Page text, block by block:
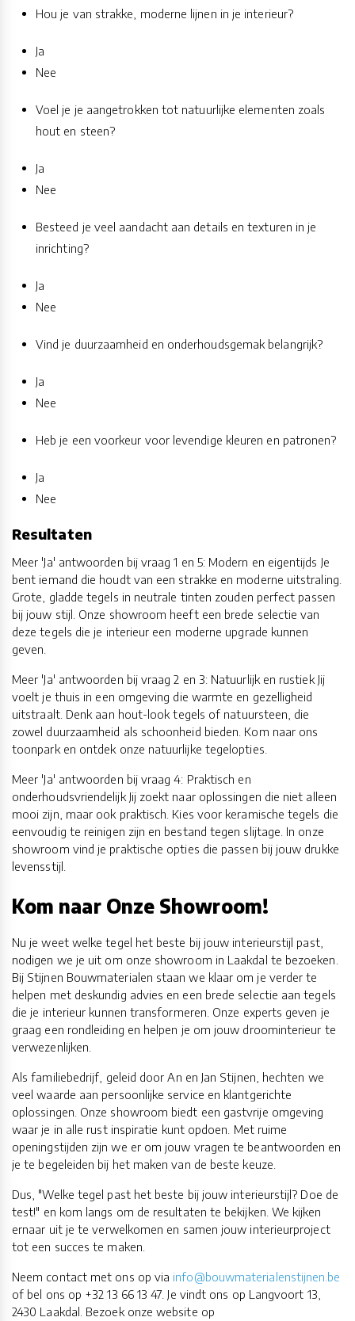
Hou je van strakke, moderne lijnen in je interieur?
Ja
Nee
Voel je je aangetrokken tot natuurlijke elementen zoals
hout en steen?
Ja
Nee
Besteed je veel aandacht aan details en texturen in je
inrichting?
Ja
Nee
Vind je duurzaamheid en onderhoudsgemak belangrijk?
Ja
Nee
Heb je een voorkeur voor levendige kleuren en patronen?
Ja
Nee
Resultaten
Meer 'Ja' antwoorden bij vraag 1 en 5: Modern en eigentijds Je
bent iemand die houdt van een strakke en moderne uitstraling.
Grote, gladde tegels in neutrale tinten zouden perfect passen
bij jouw stijl. Onze showroom heeft een brede selectie van
deze tegels die je interieur een moderne upgrade kunnen
geven.
Meer 'Ja' antwoorden bij vraag 2 en 3: Natuurlijk en rustiek Jij
voelt je thuis in een omgeving die warmte en gezelligheid
uitstraalt. Denk aan hout-look tegels of natuursteen, die
zowel duurzaamheid als schoonheid bieden. Kom naar ons
toonpark en ontdek onze natuurlijke tegelopties.
Meer 'Ja' antwoorden bij vraag 4: Praktisch en
onderhoudsvriendelijk Jij zoekt naar oplossingen die niet alleen
mooi zijn, maar ook praktisch. Kies voor keramische tegels die
eenvoudig te reinigen zijn en bestand tegen slijtage. In onze
showroom vind je praktische opties die passen bij jouw drukke
levensstijl.
Kom naar Onze Showroom!
Nu je weet welke tegel het beste bij jouw interieurstijl past,
nodigen we je uit om onze showroom in Laakdal te bezoeken.
Bij Stijnen Bouwmaterialen staan we klaar om je verder te
helpen met deskundig advies en een brede selectie aan tegels
die je interieur kunnen transformeren. Onze experts geven je
graag een rondleiding en helpen je om jouw droominterieur te
verwezenlijken.
Als familiebedrijf, geleid door An en Jan Stijnen, hechten we
veel waarde aan persoonlijke service en klantgerichte
oplossingen. Onze showroom biedt een gastvrije omgeving
waar je in alle rust inspiratie kunt opdoen. Met ruime
openingstijden zijn we er om jouw vragen te beantwoorden en
je te begeleiden bij het maken van de beste keuze.
Dus, "Welke tegel past het beste bij jouw interieurstijl? Doe de
test!" en kom langs om de resultaten te bekijken. We kijken
ernaar uit je te verwelkomen en samen jouw interieurproject
tot een succes te maken.
Neem contact met ons op via info@bouwmaterialenstijnen.be
of bel ons op +32 13 66 13 47. Je vindt ons op Langvoort 13,
2430 Laakdal. Bezoek onze website op